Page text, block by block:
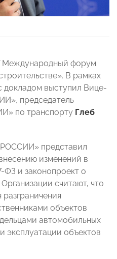
Международный форум
В рамках
докладом выступил Вице-
председатель
по транспорту Глеб
представил
изменений в
и законопроект о
считают, что
объектов
автомобильных
эксплуатации объектов